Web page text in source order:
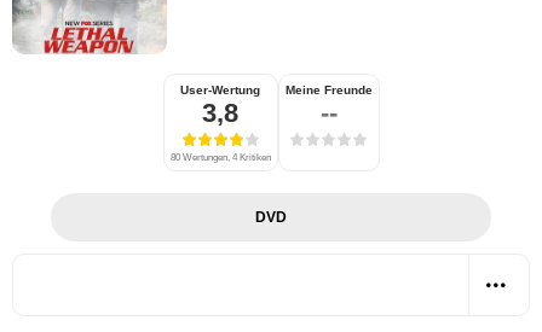
User-Wertung
3,8
80 Wertungen, 4 Kritiken
Meine Freunde
--
DVD